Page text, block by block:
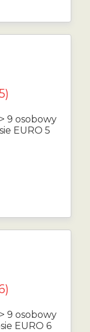
9 osobowy
EURO 5
9 osobowy
EURO 6